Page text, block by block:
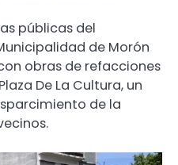
públicas del
de Morón
obras de refacciones
De La Cultura, un
de la